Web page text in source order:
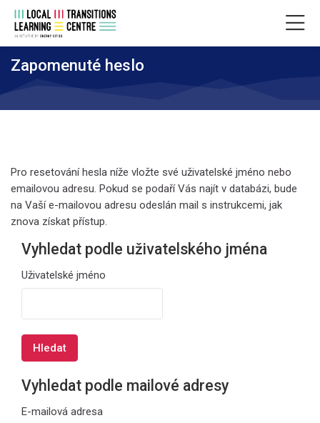
Skip to navigation
Skip to login form
Přejít k hlavnímu obsahu
Skip to accessibility options
Skip to footer
Skip accessibility options
Zapomenuté heslo
Pro resetování hesla níže vložte své uživatelské jméno nebo
emailovou adresu. Pokud se podaří Vás najít v databázi, bude
na Vaší e-mailovou adresu odeslán mail s instrukcemi, jak
znova získat přístup.
Vyhledat podle uživatelského jména
Vyhledat podle uživatelského jména
Uživatelské jméno
Vyhledat podle mailové adresy
Vyhledat podle mailové adresy
E-mailová adresa